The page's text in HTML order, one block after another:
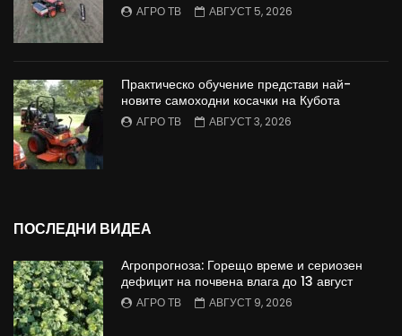
АГРО ТВ АВГУСТ 5, 2026
Практическо обучение представи най-
новите самоходни косачки на Кубота
АГРО ТВ АВГУСТ 3, 2026
ПОСЛЕДНИ ВИДЕА
Агропрогноза: Горещо време и сериозен
дефицит на почвена влага до 13 август
АГРО ТВ АВГУСТ 9, 2026